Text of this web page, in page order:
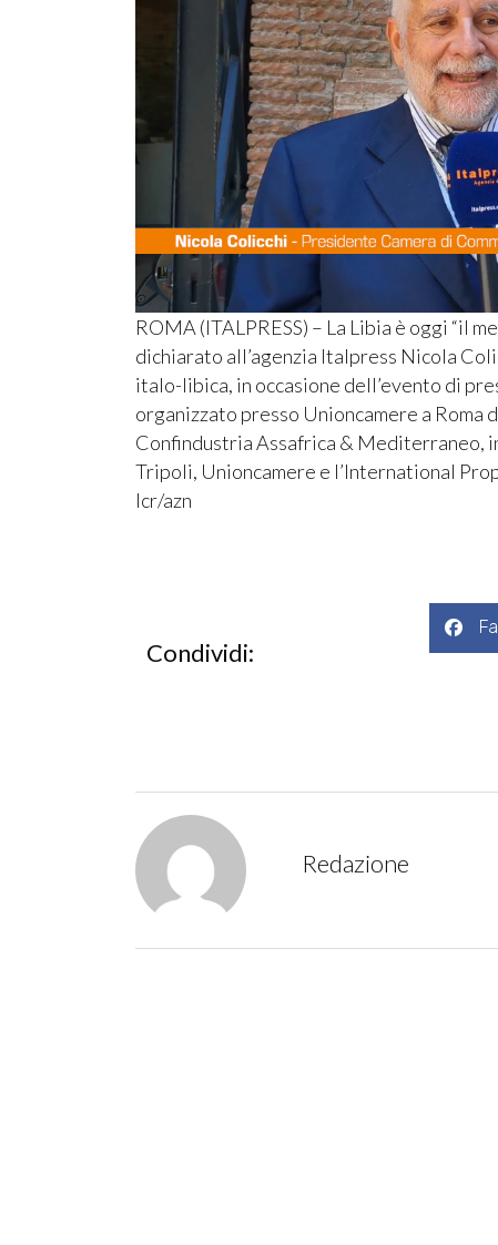
ROMA (ITALPRESS) – La Libia è oggi “il
dichiarato all’agenzia Italpress Nicola
italo-libica, in occasione dell’evento di
organizzato presso Unioncamere a Roma
Confindustria Assafrica & Mediterraneo,
Tripoli, Unioncamere e l’International
lcr/azn
Condividi:
Redazione